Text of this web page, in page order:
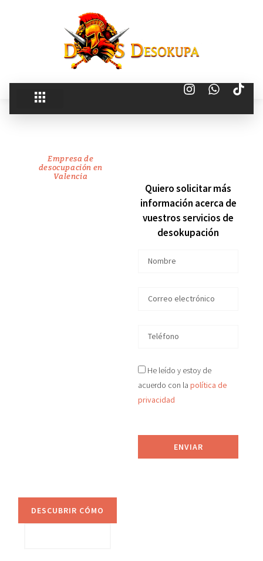
Empresa de
desocupación en
Valencia
recuperamos
DESCUBRIR CÓMO
Quiero solicitar más
información acerca de
vuestros servicios de
desokupación
He leído y estoy de
acuerdo con lapolítica de
privacidad
ENVIAR